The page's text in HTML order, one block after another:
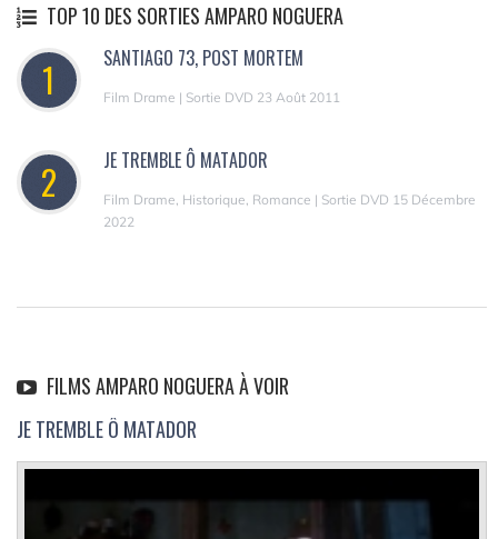
TOP 10 DES SORTIES AMPARO NOGUERA
1 SANTIAGO 73, POST MORTEM
Film Drame | Sortie DVD 23 Août 2011
2 JE TREMBLE Ô MATADOR
Film Drame, Historique, Romance | Sortie DVD 15 Décembre
2022
FILMS AMPARO NOGUERA À VOIR
JE TREMBLE Ô MATADOR